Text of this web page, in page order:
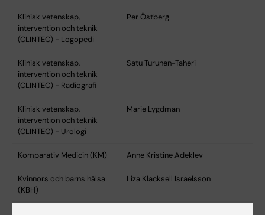
Klinisk vetenskap,
intervention och teknik
(CLINTEC) - Logopedi
Per Östberg
Klinisk vetenskap,
intervention och teknik
(CLINTEC) - Radiografi
Satu Turunen-Taheri
Klinisk vetenskap,
intervention och teknik
(CLINTEC) - Urologi
Marie Lygdman
Komparativ Medicin (KM) Anne Kristine Adeklev
Kvinnors och barns hälsa
(KBH)
Liza Klacksell Israelsson